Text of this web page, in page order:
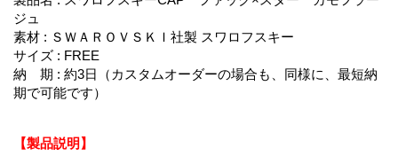
ジュ
素材 : ＳＷＡＲＯＶＳＫＩ社製 スワロフスキー
サイズ : FREE
納 期 : 約3日（カスタムオーダーの場合も、同様に、最短納
期で可能です）
【製品説明】